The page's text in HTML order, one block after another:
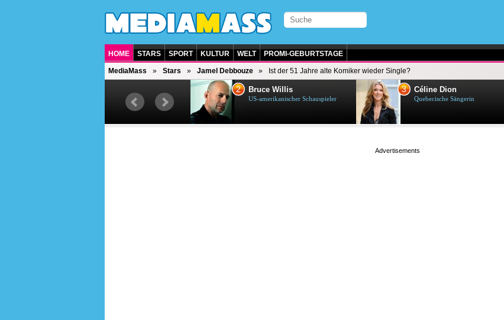
HOME STARS SPORT KULTUR WELT PROMI-GEBURTSTAGE
MediaMass Stars Jamel Debbouze Ist der 51 Jahre alte Komiker wieder Single?
Deutsche Sängerin
2 Bruce Willis
US-amerikanischer Schauspieler
3 Céline Dion
Quebecische Sängerin